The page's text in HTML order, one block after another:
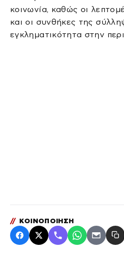
κοινωνία, καθώς οι
και οι συνθήκες της
εγκληματικότητα στην
// ΚΟΙΝΟΠΟΙΗΣΗ